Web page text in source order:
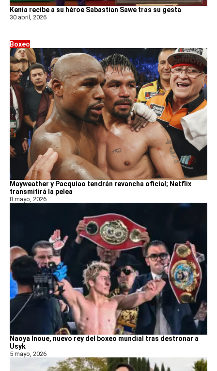
Kenia recibe a su héroe Sabastian Sawe tras su gesta
30 abril, 2026
Boxeo
Mayweather y Pacquiao tendrán revancha oficial; Netflix
transmitirá la pelea
8 mayo, 2026
Naoya Inoue, nuevo rey del boxeo mundial tras destronar a
Usyk
5 mayo, 2026